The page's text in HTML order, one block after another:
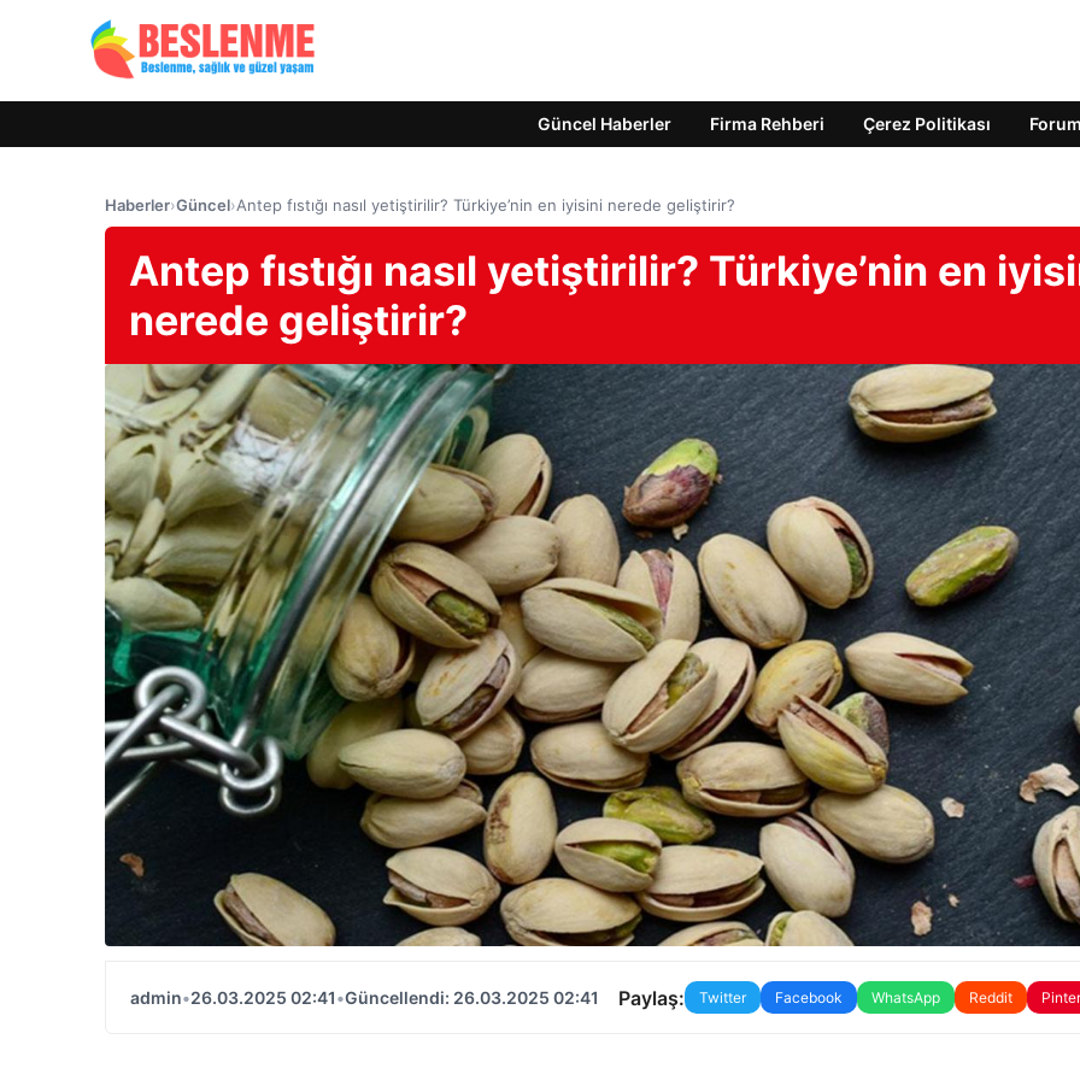
Güncel Haberler Firma Rehberi Çerez Politikası Forum
Haberler›Güncel›Antep fıstığı nasıl yetiştirilir? Türkiye’nin en iyisini nerede geliştirir?
Antep fıstığı nasıl yetiştirilir? Türkiye’nin en
nerede geliştirir?
admin•26.03.2025 02:41•Güncellendi: 26.03.2025 02:41 Paylaş: Twitter Facebook WhatsApp Reddit